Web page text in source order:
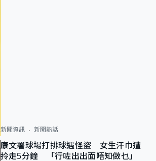
新聞資訊 新聞熱話
康文署球場打排球遇怪盜 女生汗巾遭
拎走5分鐘 「行咗出出面唔知做乜」